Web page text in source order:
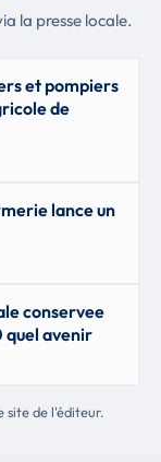
la presse locale.
et pompiers
de
lance un
conservee
quel avenir
site de l'éditeur.